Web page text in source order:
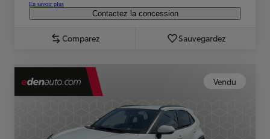
En savoir plus
Contactez la concession
Comparez Sauvegardez
Vendu